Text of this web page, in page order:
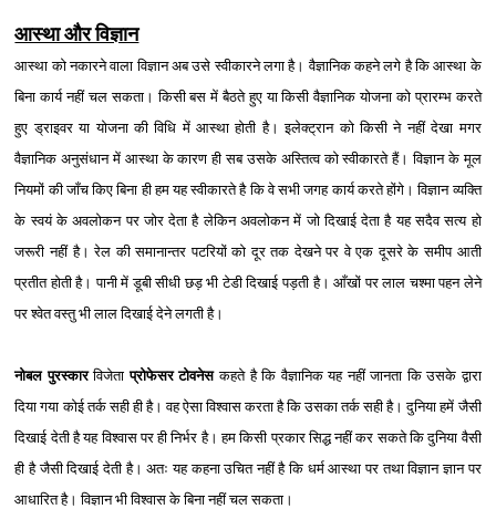
आस्था और विज्ञान
आस्था को नकारने वाला विज्ञान अब उसे स्वीकारने लगा है। वैज्ञानिक कहने लगे है कि आस्था के
बिना कार्य नहीं चल सकता। किसी बस में बैठते हुए या किसी वैज्ञानिक योजना को प्रारम्भ करते
हुए ड्राइवर या योजना की विधि में आस्था होती है। इलेक्ट्रान को किसी ने नहीं देखा मगर
वैज्ञानिक अनुसंधान में आस्था के कारण ही सब उसके अस्तित्व को स्वीकारते हैं। विज्ञान के मूल
नियमों की जाँच किए बिना ही हम यह स्वीकारते है कि वे सभी जगह कार्य करते होंगे। विज्ञान व्यक्ति
के स्वयं के अवलोकन पर जोर देता है लेकिन अवलोकन में जो दिखाई देता है यह सदैव सत्य हो
जरूरी नहीं है। रेल की समानान्तर पटरियों को दूर तक देखने पर वे एक दूसरे के समीप आती
प्रतीत होती है। पानी में डूबी सीधी छड़ भी टेडी दिखाई पड़ती है। आँखों पर लाल चश्‍मा पहन लेने
पर श्‍वेत वस्तु भी लाल दिखाई देने लगती है।
नोबल पुरस्कारविजेताप्रोफेसर टोवनेसकहते है कि वैज्ञानिक यह नहीं जानता कि उसके द्वारा
दिया गया कोई तर्क सही ही है। वह ऐसा विश्‍वास करता है कि उसका तर्क सही है। दुनिया हमें जैसी
दिखाई देती है यह विश्‍वास पर ही निर्भर है। हम किसी प्रकार सिद्ध नहीं कर सकते कि दुनिया वैसी
ही है जैसी दिखाई देती है। अतः यह कहना उचित नहीं है कि धर्म आस्था पर तथा विज्ञान ज्ञान पर
आधारित है। विज्ञान भी विश्‍वास के बिना नहीं चल सकता।